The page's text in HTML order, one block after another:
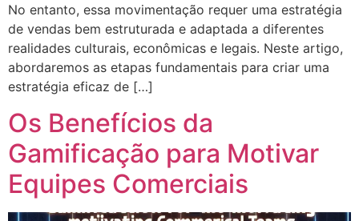
No entanto, essa movimentação requer uma estratégia
de vendas bem estruturada e adaptada a diferentes
realidades culturais, econômicas e legais. Neste artigo,
abordaremos as etapas fundamentais para criar uma
estratégia eficaz de […]
Os Benefícios da
Gamificação para Motivar
Equipes Comerciais